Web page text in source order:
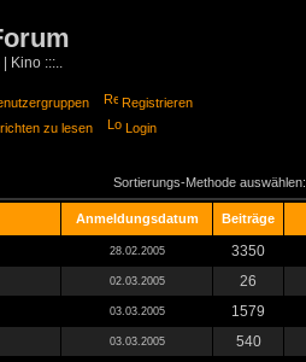
Kino :::..
Registrieren
zu lesen Login
Sortierungs-Methode auswählen:
Anmeldungsdatum Beiträge
28.02.2005
3350
02.03.2005
26
03.03.2005
1579
03.03.2005
540